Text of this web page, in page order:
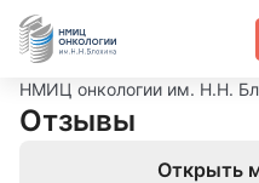
НМИЦ онкологии им. Н.Н.
Отзывы
Открыть